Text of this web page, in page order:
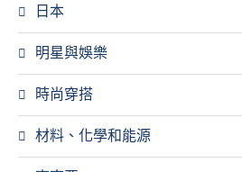
日本
明星與娛樂
時尚穿搭
材料、化學和能源